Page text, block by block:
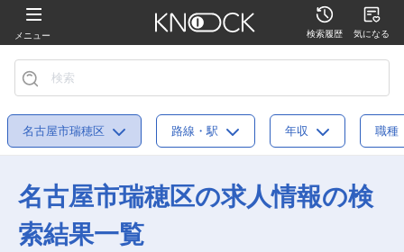
メニュー 検索履歴 気になる
名古屋市瑞穂区 路線・駅 年収 職種
名古屋市瑞穂区の求人情報の検
索結果一覧